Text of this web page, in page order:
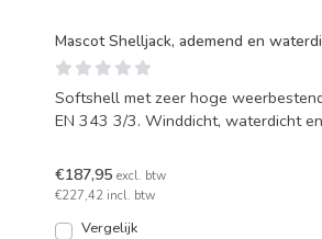
Mascot Shelljack, ademend en
Softshell met zeer hoge
EN 343 3/3. Winddicht, waterdicht en
€187,95 excl. btw
€227,42 incl. btw
Vergelijk